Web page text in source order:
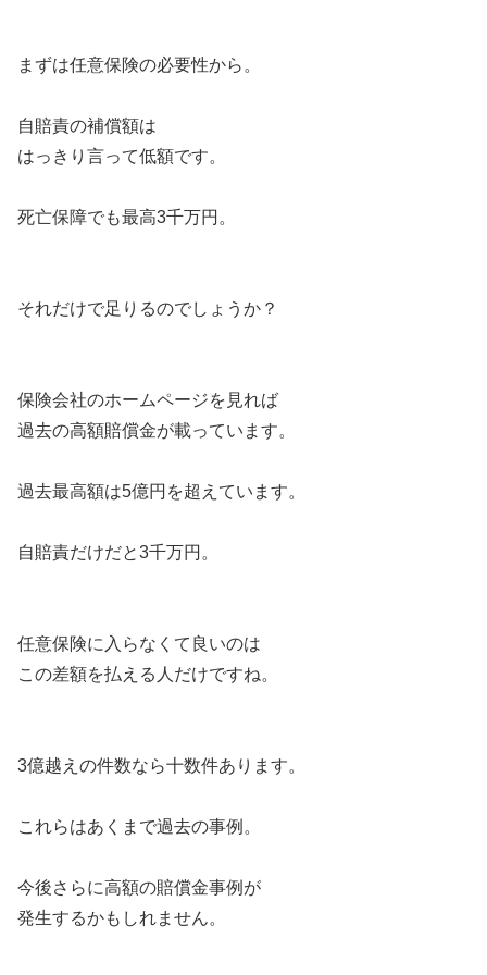
まずは任意保険の必要性から。
自賠責の補償額は
はっきり言って低額です。
死亡保障でも最高3千万円。
それだけで足りるのでしょうか？
保険会社のホームページを見れば
過去の高額賠償金が載っています。
過去最高額は5億円を超えています。
自賠責だけだと3千万円。
任意保険に入らなくて良いのは
この差額を払える人だけですね。
3億越えの件数なら十数件あります。
これらはあくまで過去の事例。
今後さらに高額の賠償金事例が
発生するかもしれません。